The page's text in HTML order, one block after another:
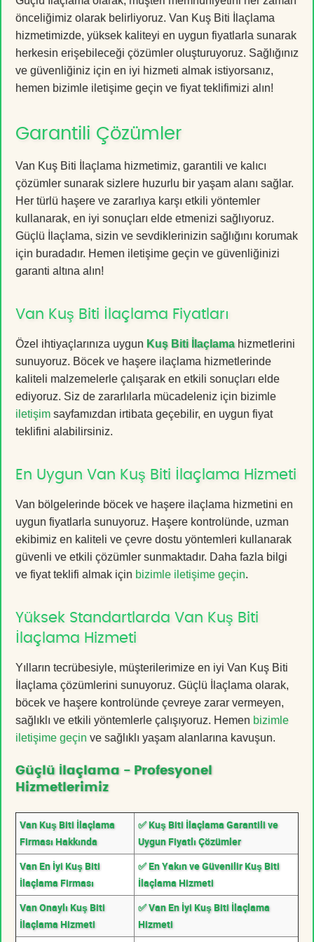
önceliğimiz olarak belirliyoruz. Van Kuş Biti İlaçlama
hizmetimizde, yüksek kaliteyi en uygun fiyatlarla sunarak
herkesin erişebileceği çözümler oluşturuyoruz. Sağlığınız
ve güvenliğiniz için en iyi hizmeti almak istiyorsanız,
hemen bizimle iletişime geçin ve fiyat teklifimizi alın!
Garantili Çözümler
Van Kuş Biti İlaçlama hizmetimiz, garantili ve kalıcı
çözümler sunarak sizlere huzurlu bir yaşam alanı sağlar.
Her türlü haşere ve zararlıya karşı etkili yöntemler
kullanarak, en iyi sonuçları elde etmenizi sağlıyoruz.
Güçlü İlaçlama, sizin ve sevdiklerinizin sağlığını korumak
için buradadır. Hemen iletişime geçin ve güvenliğinizi
garanti altına alın!
Van Kuş Biti İlaçlama Fiyatları
Özel ihtiyaçlarınıza uygun Kuş Biti İlaçlamahizmetlerini
sunuyoruz. Böcek ve haşere ilaçlama hizmetlerinde
kaliteli malzemelerle çalışarak en etkili sonuçları elde
ediyoruz. Siz de zararlılarla mücadeleniz için bizimle
iletişim sayfamızdan irtibata geçebilir, en uygun fiyat
teklifini alabilirsiniz.
En Uygun Van Kuş Biti İlaçlama Hizmeti
Van bölgelerinde böcek ve haşere ilaçlama hizmetini en
uygun fiyatlarla sunuyoruz. Haşere kontrolünde, uzman
ekibimiz en kaliteli ve çevre dostu yöntemleri kullanarak
güvenli ve etkili çözümler sunmaktadır. Daha fazla bilgi
ve fiyat teklifi almak için bizimle iletişime geçin.
Yüksek Standartlarda Van Kuş Biti
İlaçlama Hizmeti
Yılların tecrübesiyle, müşterilerimize en iyi Van Kuş Biti
İlaçlama çözümlerini sunuyoruz. Güçlü İlaçlama olarak,
böcek ve haşere kontrolünde çevreye zarar vermeyen,
sağlıklı ve etkili yöntemlerle çalışıyoruz. Hemen bizimle
iletişime geçin ve sağlıklı yaşam alanlarına kavuşun.
Güçlü İlaçlama - Profesyonel
Hizmetlerimiz
Van Kuş Biti İlaçlama
Firması Hakkında
✅ Kuş Biti İlaçlama Garantili ve
Uygun Fiyatlı Çözümler
Van En İyi Kuş Biti
İlaçlama Firması
✅ En Yakın ve Güvenilir Kuş Biti
İlaçlama Hizmeti
Van Onaylı Kuş Biti
İlaçlama Hizmeti
✅ Van En İyi Kuş Biti İlaçlama
Hizmeti